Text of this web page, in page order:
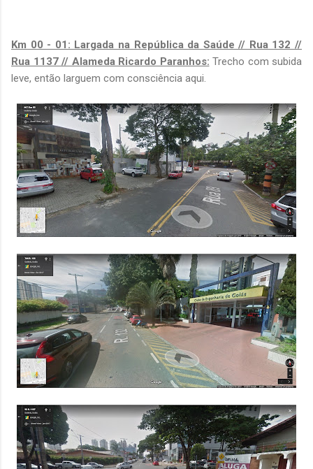
Km 00 - 01: Largada na República da Saúde // Rua 132 //
Rua 1137 // Alameda Ricardo Paranhos: Trecho com subida
leve, então larguem com consciência aqui.